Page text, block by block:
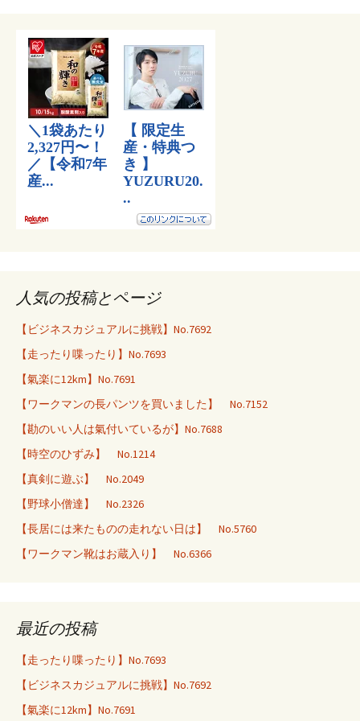
人気の投稿とページ
【ビジネスカジュアルに挑戦】No.7692
【走ったり喋ったり】No.7693
【氣楽に12km】No.7691
【ワークマンの長パンツを買いました】 No.7152
【勘のいい人は氣付いているが】No.7688
【時空のひずみ】 No.1214
【真剣に遊ぶ】 No.2049
【野球小僧達】 No.2326
【長居には来たものの走れない日は】 No.5760
【ワークマン靴はお蔵入り】 No.6366
最近の投稿
【走ったり喋ったり】No.7693
【ビジネスカジュアルに挑戦】No.7692
【氣楽に12km】No.7691